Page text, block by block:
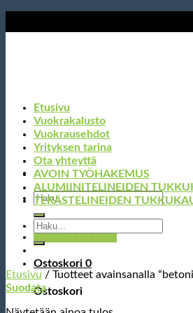
to
Etsi:
✆ 0400 99 53 63
Ostoskori 0
Ostoskori
Etusivu
Vuokrakalusto
Vuokrausehdot
Yrityksen tarina
Ota yhteyttä
AVOIN TYÖHAKEMUS
ALUMIINITELINEIDEN
TERÄSTELINEIDEN
Etsi:
Etusivu / Tuotteet avainsanalla
Suodata